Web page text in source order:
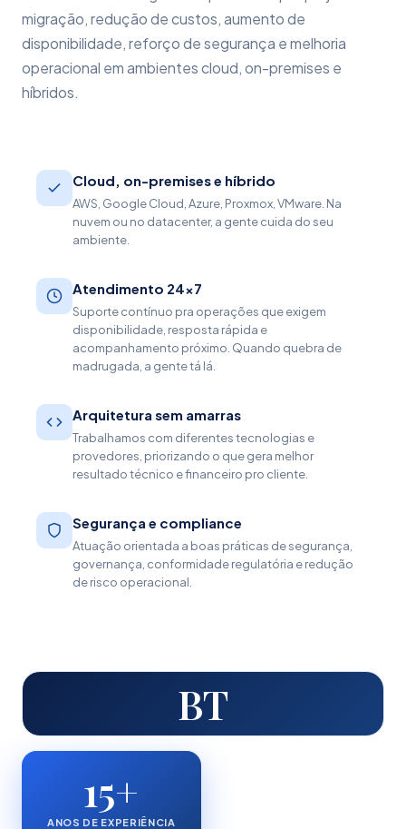
migração, redução de custos, aumento de
disponibilidade, reforço de segurança e melhoria
operacional em ambientes cloud, on-premises e
híbridos.
Cloud, on-premises e híbrido
AWS, Google Cloud, Azure, Proxmox, VMware. Na
nuvem ou no datacenter, a gente cuida do seu
ambiente.
Atendimento 24x7
Suporte contínuo pra operações que exigem
disponibilidade, resposta rápida e
acompanhamento próximo. Quando quebra de
madrugada, a gente tá lá.
Arquitetura sem amarras
Trabalhamos com diferentes tecnologias e
provedores, priorizando o que gera melhor
resultado técnico e financeiro pro cliente.
Segurança e compliance
Atuação orientada a boas práticas de segurança,
governança, conformidade regulatória e redução
de risco operacional.
BT
15+
ANOS DE EXPERIÊNCIA